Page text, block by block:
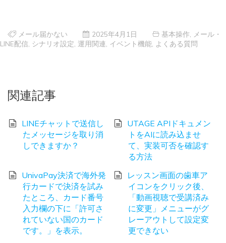
メール届かない 2025年4月1日 基本操作
メール・
LINE配信 シナリオ設定 運用関連 イベント機能 よくある質問
関連記事
LINEチャットで送信し
たメッセージを取り消
しできますか？
UTAGE APIドキュメン
トをAIに読み込ませ
て、実装可否を確認す
る方法
UnivaPay決済で海外発
行カードで決済を試み
たところ、カード番号
入力欄の下に「許可さ
れていない国のカード
です。」を表示。
レッスン画面の歯車ア
イコンをクリック後、
「動画視聴で受講済み
に変更」メニューがグ
レーアウトして設定変
更できない